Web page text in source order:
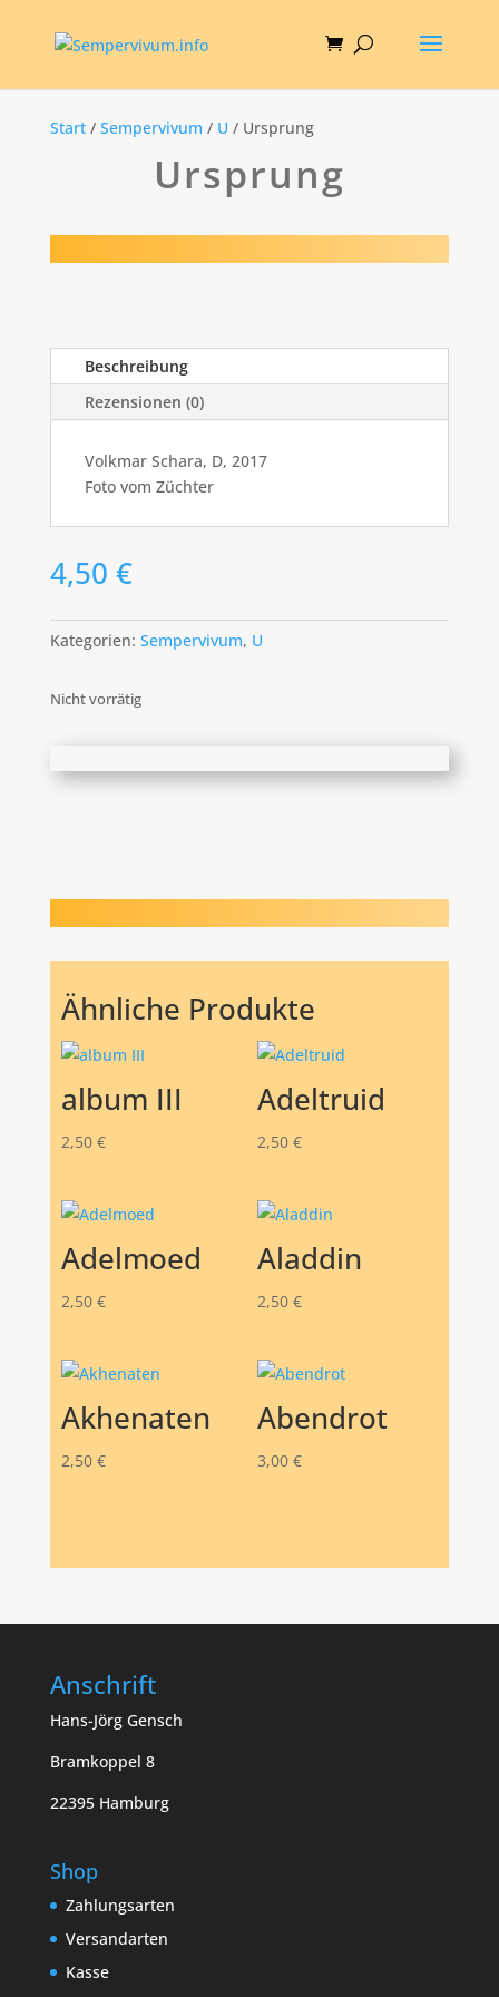
Start/ Sempervivum / U / Ursprung
Ursprung
Beschreibung
Rezensionen (0)
Volkmar Schara, D, 2017
Foto vom Züchter
4,50 €
Kategorien: Sempervivum, U
Nicht vorrätig
Ähnliche Produkte
album III
2,50 €
Adeltruid
2,50 €
Adelmoed
2,50 €
Aladdin
2,50 €
Akhenaten
2,50 €
Abendrot
3,00 €
Anschrift
Hans-Jörg Gensch
Bramkoppel 8
22395 Hamburg
Shop
Zahlungsarten
Versandarten
Kasse